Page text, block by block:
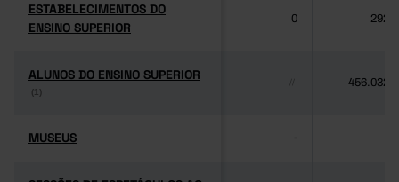
ESTABELECIMENTOS DO
ENSINO SUPERIOR
ESTABELECIMENTOS DO
ENSINO SUPERIOR
0 292
ALUNOS DO ENSINO SUPERIOR
(1)
ALUNOS DO ENSINO SUPERIOR
(1)
456.032
MUSEUS
MUSEUS -